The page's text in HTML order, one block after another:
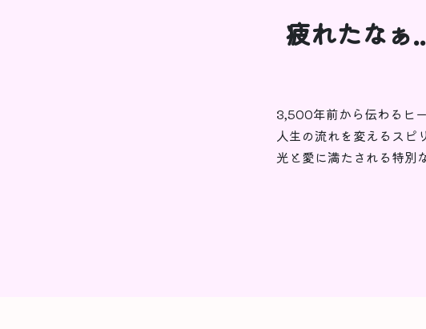
疲れたなぁ
3,500年前から伝わるヒ
人生の流れを変えるスピ
光と愛に満たされる特別